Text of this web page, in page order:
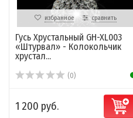
избранное сравнить
Гусь Хрустальный GH-XL003
«Штурвал» - Колокольчик
хрустал...
(0)
1 200 руб.